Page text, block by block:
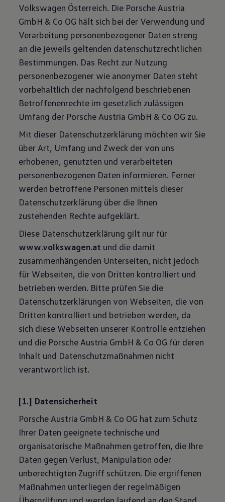
Volkswagen Österreich. Die Porsche Austria
GmbH & Co OG hält sich bei der Verwendung und
Verarbeitung personenbezogener Daten streng
an die jeweils geltenden datenschutzrechtlichen
Bestimmungen. Das Recht zur Nutzung
personenbezogener wie anonymer Daten steht
vorbehaltlich der nachfolgend beschriebenen
Betroffenenrechte im gesetzlich zulässigen
Umfang der Porsche Austria GmbH & Co OG zu.
Mit dieser Datenschutzerklärung möchten wir Sie
über Art, Umfang und Zweck der von uns
erhobenen, genutzten und verarbeiteten
personenbezogenen Daten informieren. Ferner
werden betroffene Personen mittels dieser
Datenschutzerklärung über die Ihnen
zustehenden Rechte aufgeklärt.
Diese Datenschutzerklärung gilt nur für
www.volkswagen.at und die damit
zusammenhängenden Unterseiten, nicht jedoch
für Webseiten, die von Dritten kontrolliert und
betrieben werden. Bitte prüfen Sie die
Datenschutzerklärungen von Webseiten, die von
Dritten kontrolliert und betrieben werden, da
sich diese Webseiten unserer Kontrolle entziehen
und die Porsche Austria GmbH & Co OG für deren
Inhalt und Datenschutzmaßnahmen nicht
verantwortlich ist.
[1.] Datensicherheit
Porsche Austria GmbH & Co OG hat zum Schutz
Ihrer Daten geeignete technische und
organisatorische Maßnahmen getroffen, die Ihre
Daten gegen Verlust, Manipulation oder
unberechtigten Zugriff schützen. Die ergriffenen
Maßnahmen unterliegen der regelmäßigen